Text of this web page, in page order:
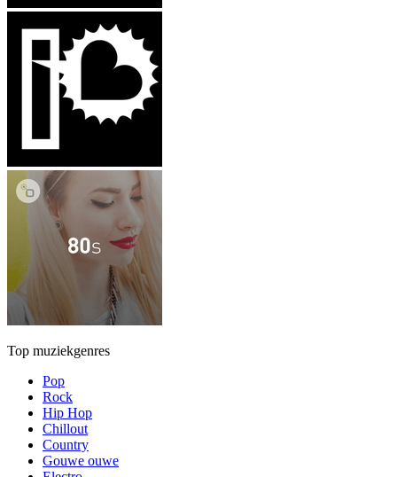
Top muziekgenres
Pop
Rock
Hip Hop
Chillout
Country
Gouwe ouwe